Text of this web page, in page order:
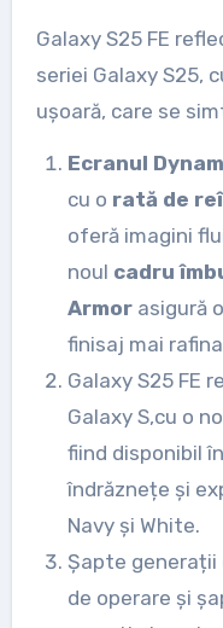
Galaxy S25 FE
seriei Galaxy S25,
ușoară, care se
Ecranul
cu o rată de
oferă imagini
noul cadru
Armor asigură
finisaj mai
Galaxy S25 FE
Galaxy S,cu o
fiind disponibil
îndrăznețe și
Navy și White.
Șapte generații
de operare și